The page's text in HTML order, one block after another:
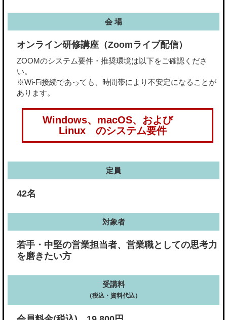
会 場
オンライン研修講座（Zoomライブ配信）
ZOOMのシステム要件・推奨環境は以下をご確認くださ
い。
※Wi-Fi接続であっても、時間帯により不安定になることが
あります。
Windows、macOS、および
Linux のシステム要件
定員
42名
対象者
若手・中堅の営業担当者、営業職としての思考力
を磨きたい方
受講料
（税込・資料代込）